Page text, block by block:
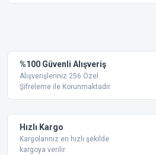
Ürün resmi kalitesiz, bozuk veya
Ürün açıklamasında eksik bilgiler
Bu ürüne benzer farklı alternatifler
%100 Güvenli Alışveriş
Alışverişleriniz 256 Özel
Şifreleme ile Korunmaktadır.
Hızlı Kargo
Kargolarınız en hızlı şekilde
kargoya verilir